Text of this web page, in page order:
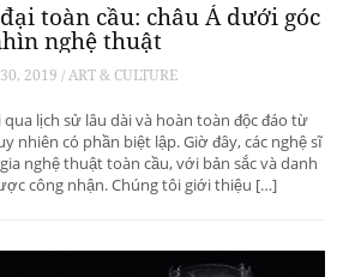
toàn cầu: châu Á dưới góc
nghệ thuật
2019 / ART & CULTURE
lịch sử lâu dài và hoàn toàn độc đáo từ
nhiên có phần biệt lập. Giờ đây, các nghệ sĩ
nghệ thuật toàn cầu, với bản sắc và danh
công nhận. Chúng tôi giới thiệu […]